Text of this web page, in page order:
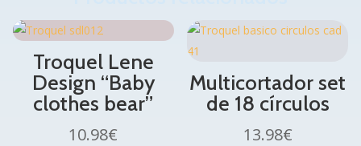
Troquel Lene
Design “Baby
clothes bear”
10.98€
Multicortador set
de 18 círculos
13.98€